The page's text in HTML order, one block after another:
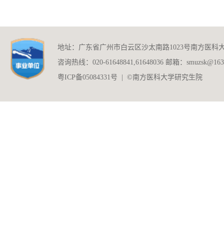
地址：广东省广州市白云区沙太南路1023号南方医科
咨询热线：020-61648841,61648036 邮箱：
粤ICP备05084331号 | ©南方医科大学研究生院